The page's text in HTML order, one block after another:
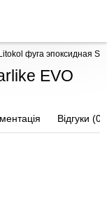
Litokol фуга эпоксидная
EVO
Відгуки (0)